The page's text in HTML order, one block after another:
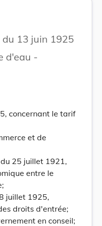
13 juin 1925
d'eau -
concernant le tarif
et de
25 juillet 1921,
entre le
juillet 1925,
droits d'entrée;
en conseil;